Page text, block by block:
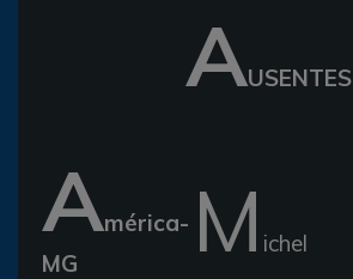
AUSENTES
América-
MG
M ichel